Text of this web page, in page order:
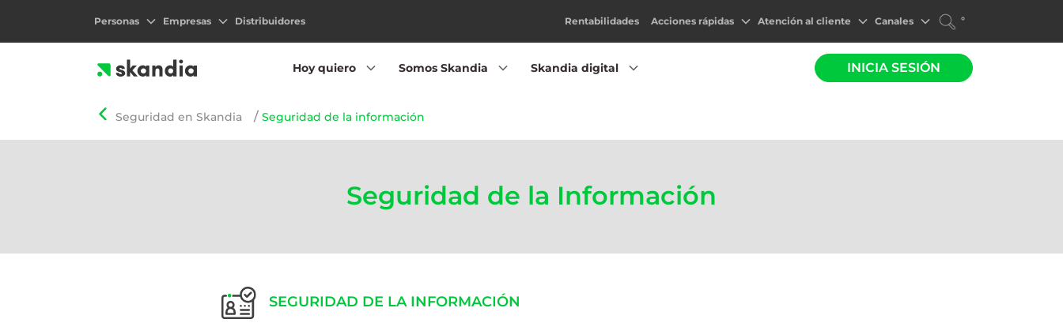
Personas Empresas Distribuidores Rentabilidades Acciones rápidas Atención al cliente Canales °
Hoy quiero Somos Skandia Skandia digital INICIA SESIÓN
Seguridad en Skandia Seguridad de la información
Seguridad de la Información
SEGURIDAD DE LA INFORMACIÓN​​​